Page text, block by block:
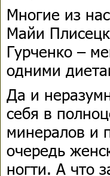
Многие из
Майи
Гурченко –
одними
Да и
себя в
минералов и
очередь
ногти. А что